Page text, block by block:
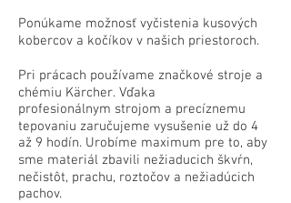
Ponúkame možnosť vyčistenia kusových
kobercov a kočíkov v našich priestoroch.
Pri prácach používame značkové stroje a
chémiu Kärcher. Vďaka
profesionálnym strojom a precíznemu
tepovaniu zaručujeme vysušenie už do 4
až 9 hodín. Urobíme maximum pre to, aby
sme materiál zbavili nežiaducich škvŕn,
nečistôt, prachu, roztočov a nežiadúcich
pachov.